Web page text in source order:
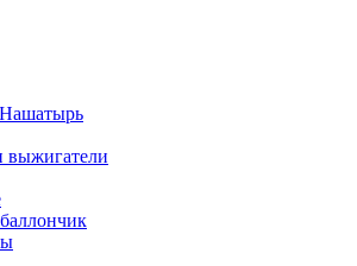
Нашатырь
выжигатели